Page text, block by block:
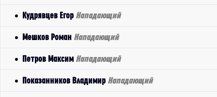
Кудрявцев Егор Нападающий
Мешков Роман Нападающий
Петров Максим Нападающий
Показанников Владимир Нападающий